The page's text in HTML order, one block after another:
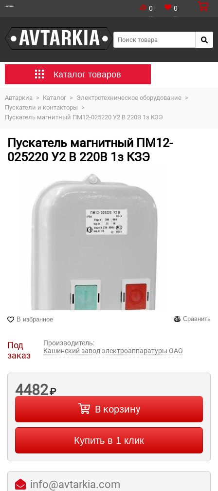
0 0
Каталог товаров
Автаркиа > Каталог > Электротехническое оборудование >
Пускатели и контакторы >
Пускатель магнитный ПМ12-025220 У2 В 220В 1з КЗЭ
Пускатель магнитный ПМ12-
025220 У2 В 220В 1з КЗЭ
В избранное Сравнить
Под
заказ
Производитель:
Кашинский завод электроаппаратуры ОАО
4482₽
В корзину
Купить в 1 клик
info@avtarkia.com